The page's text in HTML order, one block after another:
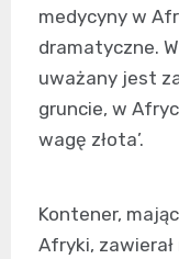
medycyny w
dramatyczne.
uważany jest
gruncie, w
wagę złota’.
Kontener,
Afryki,